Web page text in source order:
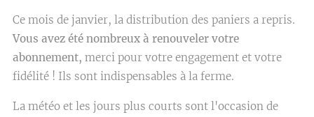
Ce mois de janvier, la distribution des paniers a repris.
Vous avez été nombreux à renouveler votre
abonnement, merci pour votre engagement et votre
fidélité ! Ils sont indispensables à la ferme.
La météo et les jours plus courts sont l'occasion de